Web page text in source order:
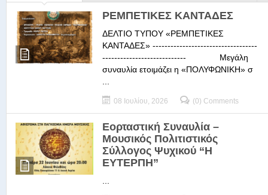
ΡΕΜΠΕΤΙΚΕΣ ΚΑΝΤΑΔΕΣ
ΔΕΛΤΙΟ ΤΥΠΟΥ «ΡΕΜΠΕΤΙΚΕΣ
ΚΑΝΤΑΔΕΣ» -----------------------------------
---------------------------- Μεγάλη
συναυλία ετοιμάζει η «ΠΟΛΥΦΩΝΙΚΗ» σ
08 Ιουλίου, 2026 (0) Comments
Εορταστική Συναυλία –
Μουσικός Πολιτιστικός
Σύλλογος Ψυχικού “Η
ΕΥΤΕΡΠΗ”